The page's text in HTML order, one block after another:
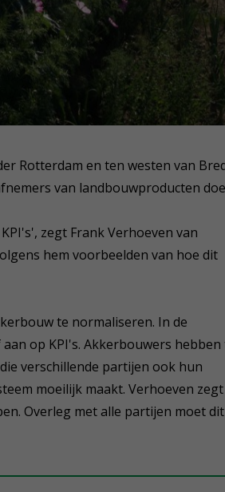
Rotterdam en ten westen van
van landbouwproducten
zegt Frank Verhoeven van
hem voorbeelden van hoe dit
te normaliseren. In de
op KPI's. Akkerbouwers hebben
verschillende partijen ook hun
moeilijk maakt. Verhoeven
Overleg met alle partijen moet dit